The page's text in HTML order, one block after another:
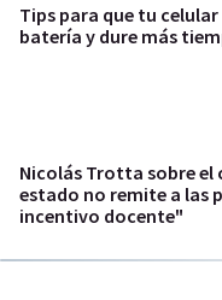
Tips para que tu
batería y dure más
Nicolás Trotta sobre el
estado no remite a las
incentivo docente"